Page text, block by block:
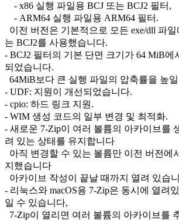
- x86 실행 파일용 BCJ 또는 BCJ2 필터,
- ARM64 실행 파일용 ARM64 필터.
이전 버전은 기본적으로 모든 exe/dll 파일
는 BCJ2를 사용했습니다.
- BCJ2 필터의 기본 단면 크기가 64 MiB에
되었습니다.
64MiB보다 큰 실행 파일의 압축률을 높
- UDF: 지원이 개선되었습니다.
- cpio: 하드 링크 지원.
- WIM 생성 코드의 일부 변경 및 최적화.
- 새로운 7-Zip이 여러 볼륨의 아카이브를
려 있는 상태를 유지합니다
아직 변경할 수 있는 볼륨만 이전 버전에
지했습니다
아카이브 작성이 끝날 때까지 열려 있습
- 리눅스와 macOS용 7-Zip은 동시에 열려
일 수 있습니다,
7-Zip이 열리면 여러 볼륨의 아카이브를